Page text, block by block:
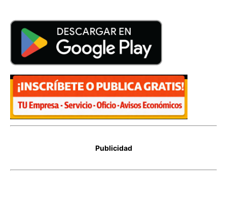
Publicidad